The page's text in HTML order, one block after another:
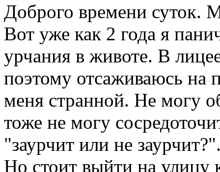
Доброго времени суток.
Вот уже как 2 года я
урчания в животе. В
поэтому отсаживаюсь на
меня странной. Не могу
тоже не могу
"заурчит или не
Но стоит выйти на улицу